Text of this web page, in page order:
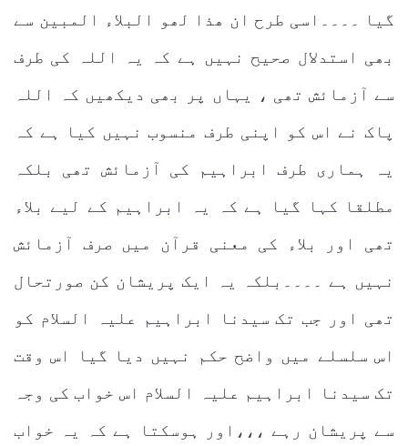
گیا ۔۔۔۔اسی طرح ان ھذا لھو البلاء المبین سے
بھی استدلال صحیح نہیں ہے کہ یہ اللہ کی طرف
سے آزمائش تھی ، یہاں پر بھی دیکھیں کہ اللہ
پاک نے اس کو اپنی طرف منسوب نہیں کیا ہے کہ
یہ ہماری طرف ابراہیم کی آزمائش تھی بلکہ
مطلقا کہا گیا ہے کہ یہ ابراہیم کے لیے بلاء
تھی اور بلاء کی معنی قرآن میں صرف آزمائش
نہیں ہے ۔۔۔۔بلکہ یہ ایک پریشان کن صورتحال
تھی اور جب تک سیدنا ابراہیم علیہ السلام کو
اس سلسلے میں واضح حکم نہیں دیا گیا اس وقت
تک سیدنا ابراہیم علیہ السلام اس خواب کی وجہ
سے پریشان رہے ،،،اور ہوسکتا ہے کہ یہ خواب